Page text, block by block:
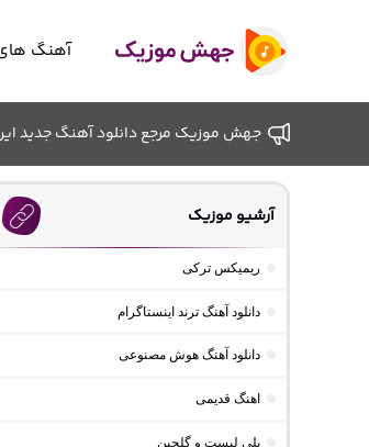
آهنگ
جهش موزیک مرجع دانلود آهنگ جدید
آرشیو موزیک
ریمیکس ترکی
دانلود آهنگ ترند اینستاگرام
دانلود آهنگ هوش مصنوعی
اهنگ قدیمی
پلی لیست و گلچین